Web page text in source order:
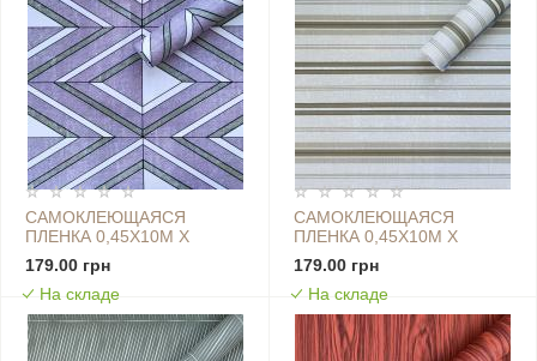
САМОКЛЕЮЩАЯСЯ
ПЛЕНКА 0,45Х10М Х
0,07ММ ЗЕЛЕНЫЕ РОМБЫ
SW-00001257
179.00 грн
На складе
САМОКЛЕЮЩАЯСЯ
ПЛЕНКА 0,45Х10М Х
0,07ММ КАРЕМЕЛЬНАЯ
SW-00001227
179.00 грн
На складе